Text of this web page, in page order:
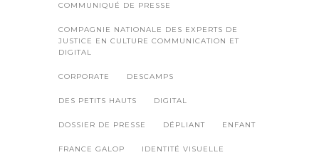
COMMUNIQUÉ DE PRESSE
COMPAGNIE NATIONALE DES EXPERTS DE
JUSTICE EN CULTURE COMMUNICATION ET
DIGITAL
CORPORATE DESCAMPS
DES PETITS HAUTS DIGITAL
DOSSIER DE PRESSE DÉPLIANT ENFANT
FRANCE GALOP IDENTITÉ VISUELLE